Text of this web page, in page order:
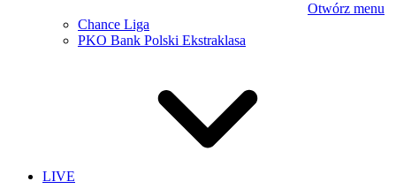
Otwórz menu
Chance Liga
PKO Bank Polski Ekstraklasa
LIVE